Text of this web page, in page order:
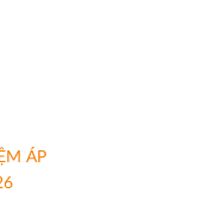
ÁP